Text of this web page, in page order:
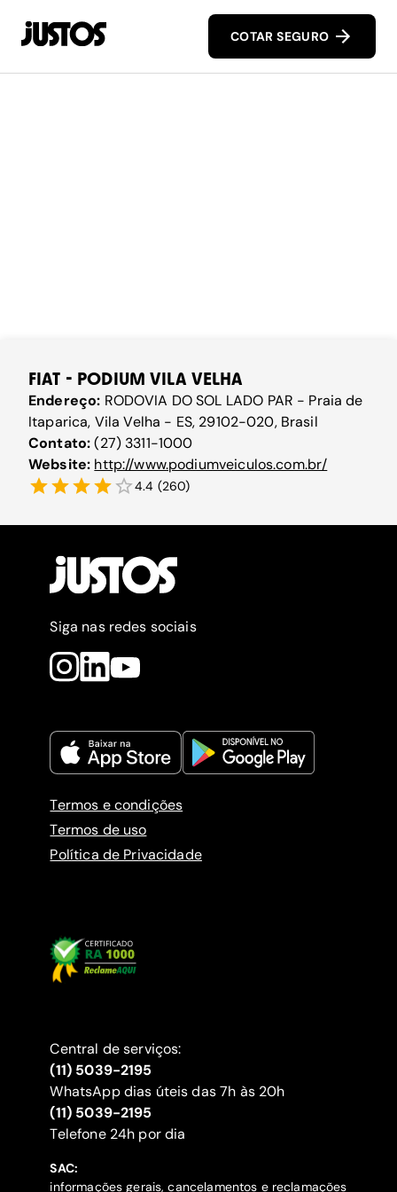
COTAR SEGURO
FIAT - PODIUM VILA VELHA
Endereço: RODOVIA DO SOL LADO PAR - Praia de
Itaparica, Vila Velha - ES, 29102-020, Brasil
Contato:(27) 3311-1000
Website: http://www.podiumveiculos.com.br/
4.4 (260)
Siga nas redes sociais
Termos e condições
Termos de uso
Política de Privacidade
Central de serviços:
(11) 5039-2195
WhatsApp dias úteis das 7h às 20h
(11) 5039-2195
‍Telefone 24h por dia
SAC:
informações gerais, cancelamentos e reclamações